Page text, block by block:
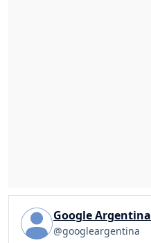
Google Argentina
@googleargentina